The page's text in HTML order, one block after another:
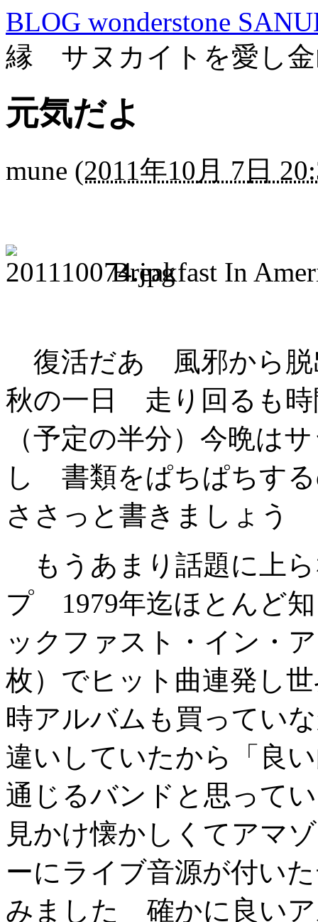
BLOG wonderstone
縁 サヌカイトを愛し金
元気だよ
mune (2011年10月 7日
Breakfast In
復活だあ 風邪から脱
秋の一日 走り回るも時
（予定の半分）今晩は
し 書類をぱちぱちす
ささっと書きましょう
もうあまり話題に上
プ 1979年迄ほとんど
ックファスト・イン・
枚）でヒット曲連発し
時アルバムも買ってい
違いしていたから「良
通じるバンドと思って
見かけ懐かしくてアマ
ーにライブ音源が付い
みました 確かに良い